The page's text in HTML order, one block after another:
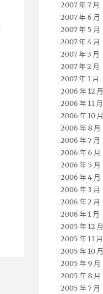
2007 年 7 月
2007 年 6 月
2007 年 5 月
2007 年 4 月
2007 年 3 月
2007 年 2 月
2007 年 1 月
2006 年 12 月
2006 年 11 月
2006 年 10 月
2006 年 8 月
2006 年 7 月
2006 年 6 月
2006 年 5 月
2006 年 4 月
2006 年 3 月
2006 年 2 月
2006 年 1 月
2005 年 12 月
2005 年 11 月
2005 年 10 月
2005 年 9 月
2005 年 8 月
2005 年 7 月